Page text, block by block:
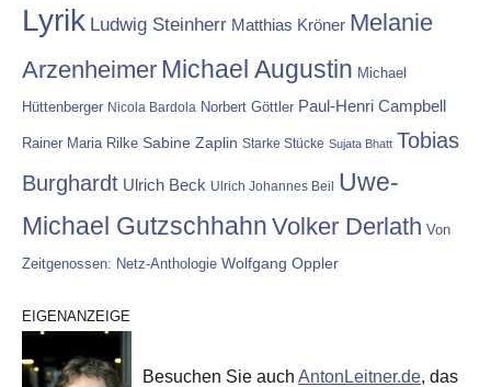
Lyrik Ludwig Steinherr Matthias Kröner Melanie
Arzenheimer Michael Augustin Michael
Hüttenberger Nicola Bardola Norbert Göttler Paul-Henri Campbell
Rainer Maria Rilke Sabine Zaplin Starke Stücke Sujata Bhatt Tobias
Burghardt Ulrich Beck Ulrich Johannes Beil Uwe-
Michael Gutzschhahn Volker Derlath Von
Zeitgenossen: Netz-Anthologie Wolfgang Oppler
EIGENANZEIGE
Besuchen Sie auch AntonLeitner.de, das